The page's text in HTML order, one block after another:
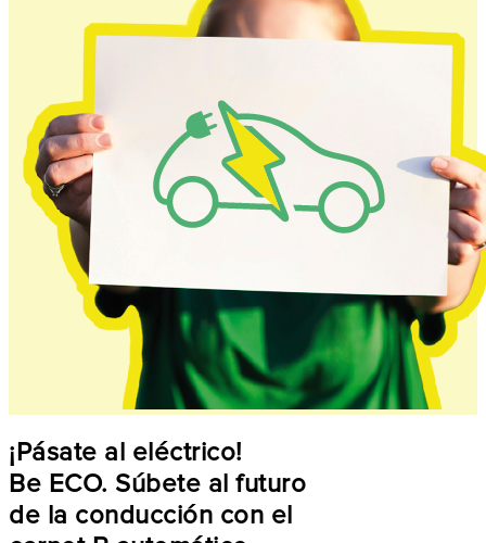
¡Pásate al eléctrico!
Be ECO. Súbete al futuro
de la conducción con el